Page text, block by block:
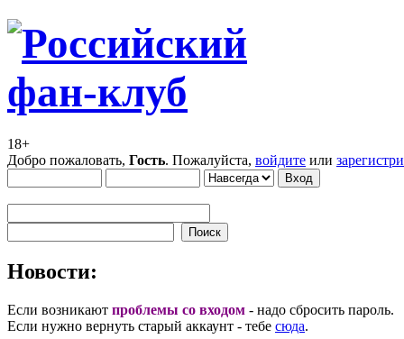
18+
Добро пожаловать, Гость. Пожалуйста, войдите или
Новости:
Если возникают проблемы со входом - надо сбросить пароль.
Если нужно вернуть старый аккаунт - тебе сюда.